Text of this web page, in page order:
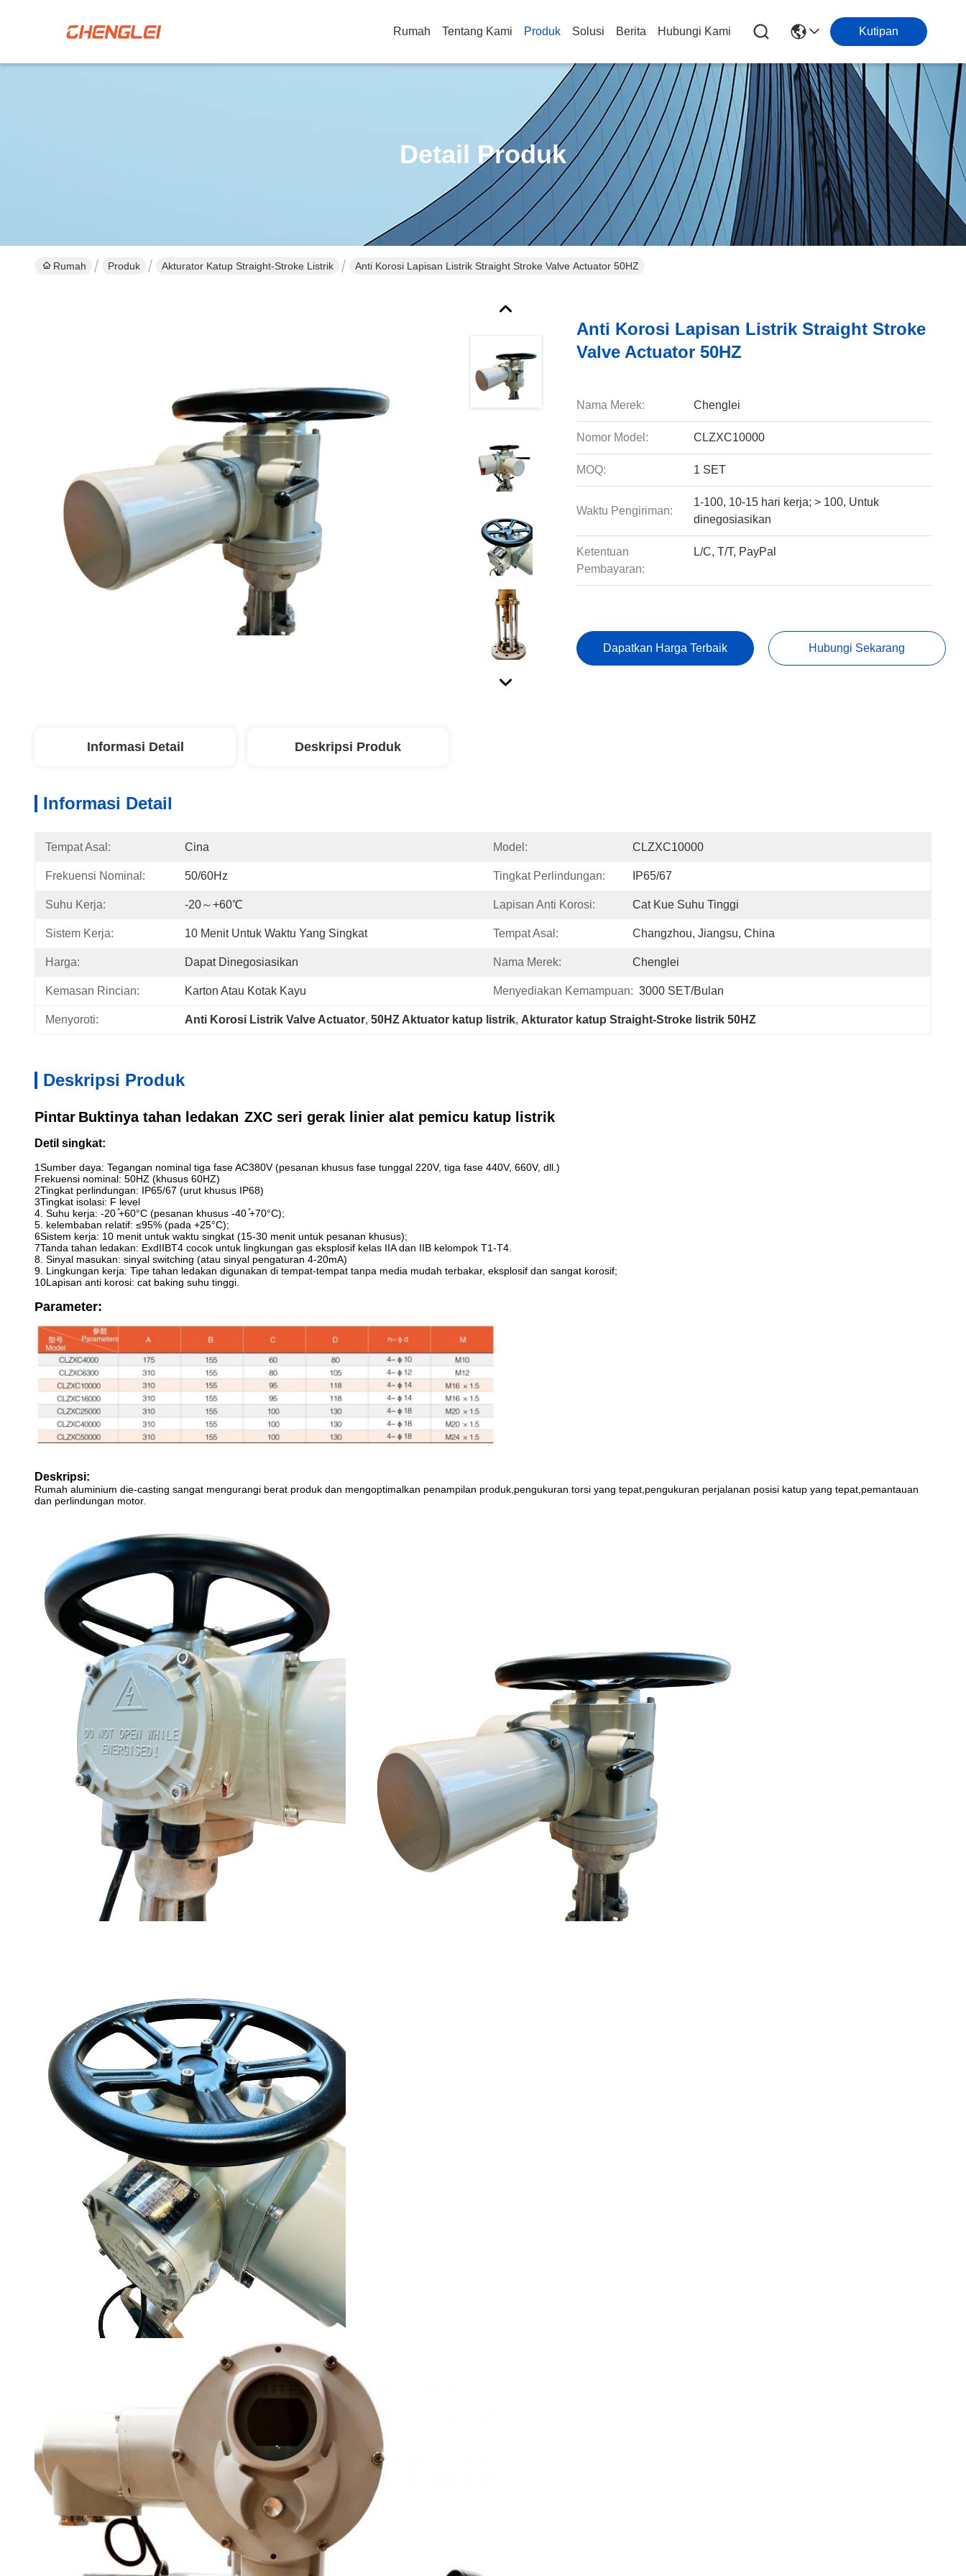
Rumah Tentang Kami Produk Solusi Berita Hubungi Kami Kutipan
Detail Produk
Rumah Produk Akturator Katup Straight-Stroke Listrik Anti Korosi Lapisan Listrik Straight Stroke Valve Actuator 50HZ
Anti Korosi Lapisan Listrik Straight Stroke
Valve Actuator 50HZ
Nama Merek: Chenglei
Nomor Model: CLZXC10000
MOQ: 1 SET
Waktu Pengiriman:
1-100, 10-15 hari kerja; > 100, Untuk
dinegosiasikan
Ketentuan
Pembayaran:
L/C, T/T, PayPal
Dapatkan Harga Terbaik Hubungi Sekarang
Informasi Detail Deskripsi Produk
Informasi Detail
Tempat Asal: Cina Model: CLZXC10000
Frekuensi Nominal: 50/60Hz Tingkat Perlindungan: IP65/67
Suhu Kerja: -20～+60℃ Lapisan Anti Korosi: Cat Kue Suhu Tinggi
Sistem Kerja: 10 Menit Untuk Waktu Yang Singkat Tempat Asal: Changzhou, Jiangsu, China
Harga: Dapat Dinegosiasikan Nama Merek: Chenglei
Kemasan Rincian: Karton Atau Kotak Kayu Menyediakan Kemampuan: 3000 SET/Bulan
Menyoroti: Anti Korosi Listrik Valve Actuator, 50HZ Aktuator katup listrik, Akturator katup Straight-Stroke listrik 50HZ
Deskripsi Produk
Pintar Buktinya tahan ledakan ZXC seri gerak linier alat pemicu katup listrik
Detil singkat:
1Sumber daya: Tegangan nominal tiga fase AC380V (pesanan khusus fase tunggal 220V, tiga fase 440V, 660V, dll.)
Frekuensi nominal: 50HZ (khusus 60HZ)
2Tingkat perlindungan: IP65/67 (urut khusus IP68)
3Tingkat isolasi: F level
4. Suhu kerja: -20 ̊+60°C (pesanan khusus -40 ̊+70°C);
5. kelembaban relatif: ≤95% (pada +25°C);
6Sistem kerja: 10 menit untuk waktu singkat (15-30 menit untuk pesanan khusus);
7Tanda tahan ledakan: ExdIIBT4 cocok untuk lingkungan gas eksplosif kelas IIA dan IIB kelompok T1-T4.
8. Sinyal masukan: sinyal switching (atau sinyal pengaturan 4-20mA)
9. Lingkungan kerja: Tipe tahan ledakan digunakan di tempat-tempat tanpa media mudah terbakar, eksplosif dan sangat korosif;
10Lapisan anti korosi: cat baking suhu tinggi.
Parameter:
Deskripsi:
Rumah aluminium die-casting sangat mengurangi berat produk dan mengoptimalkan penampilan produk,pengukuran torsi yang tepat,pengukuran perjalanan posisi katup yang tepat,pemantauan
dan perlindungan motor.